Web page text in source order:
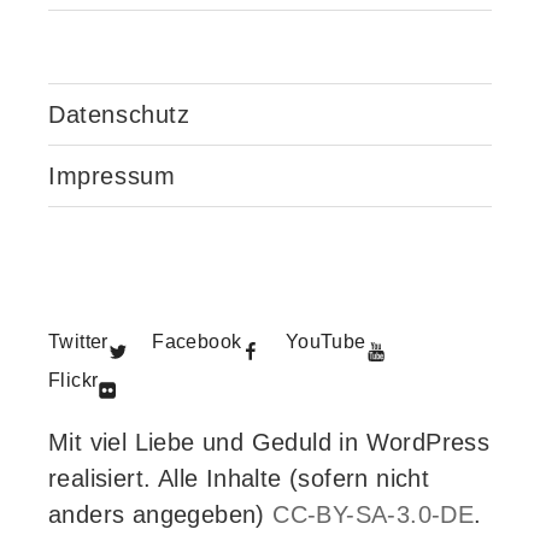
Datenschutz
Impressum
Twitter Facebook
YouTube
Flickr
Mit viel Liebe und Geduld in WordPress
realisiert. Alle Inhalte (sofern nicht
anders angegeben) CC-BY-SA-3.0-DE.